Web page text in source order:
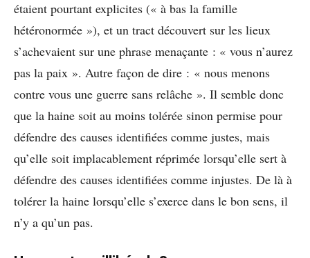
étaient pourtant explicites (« à bas la famille
hétéronormée »), et un tract découvert sur les lieux
s’achevaient sur une phrase menaçante : « vous n’aurez
pas la paix ». Autre façon de dire : « nous menons
contre vous une guerre sans relâche ». Il semble donc
que la haine soit au moins tolérée sinon permise pour
défendre des causes identifiées comme justes, mais
qu’elle soit implacablement réprimée lorsqu’elle sert à
défendre des causes identifiées comme injustes. De là à
tolérer la haine lorsqu’elle s’exerce dans le bon sens, il
n’y a qu’un pas.